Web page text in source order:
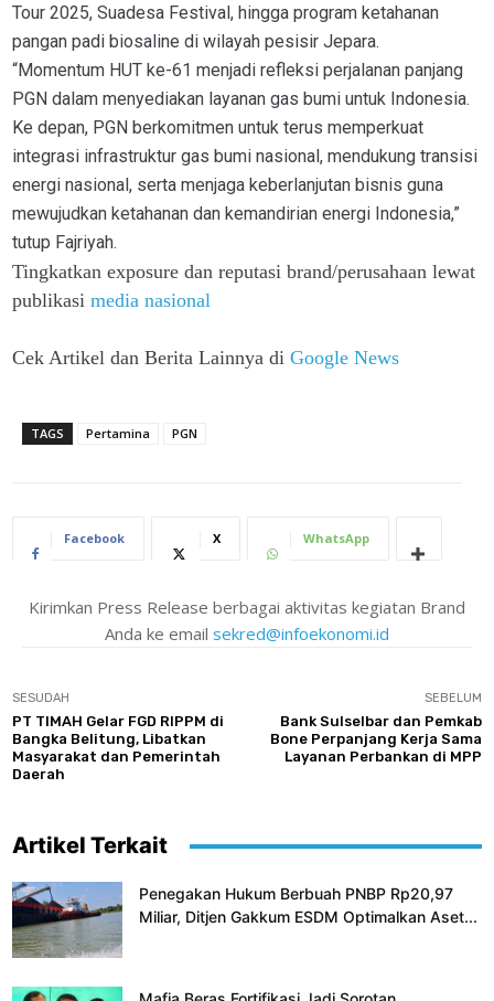
Tour 2025, Suadesa Festival, hingga program ketahanan
pangan padi biosaline di wilayah pesisir Jepara.
“Momentum HUT ke-61 menjadi refleksi perjalanan panjang
PGN dalam menyediakan layanan gas bumi untuk Indonesia.
Ke depan, PGN berkomitmen untuk terus memperkuat
integrasi infrastruktur gas bumi nasional, mendukung transisi
energi nasional, serta menjaga keberlanjutan bisnis guna
mewujudkan ketahanan dan kemandirian energi Indonesia,”
tutup Fajriyah.
Tingkatkan exposure dan reputasi brand/perusahaan lewat
publikasi media nasional
Cek Artikel dan Berita Lainnya di Google News
TAGS Pertamina PGN
Facebook X WhatsApp
Kirimkan Press Release berbagai aktivitas kegiatan Brand
Anda ke email sekred@infoekonomi.id
SESUDAH
PT TIMAH Gelar FGD RIPPM di
Bangka Belitung, Libatkan
Masyarakat dan Pemerintah
Daerah
SEBELUM
Bank Sulselbar dan Pemkab
Bone Perpanjang Kerja Sama
Layanan Perbankan di MPP
Artikel Terkait
Penegakan Hukum Berbuah PNBP Rp20,97
Miliar, Ditjen Gakkum ESDM Optimalkan Aset...